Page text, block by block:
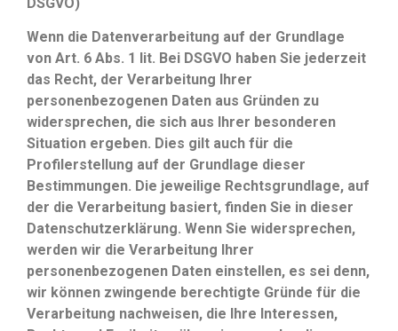
Wenn die Datenverarbeitung auf der Grundlage
von Art. 6 Abs. 1 lit. Bei DSGVO haben Sie jederzeit
das Recht, der Verarbeitung Ihrer
personenbezogenen Daten aus Gründen zu
widersprechen, die sich aus Ihrer besonderen
Situation ergeben. Dies gilt auch für die
Profilerstellung auf der Grundlage dieser
Bestimmungen. Die jeweilige Rechtsgrundlage, auf
der die Verarbeitung basiert, finden Sie in dieser
Datenschutzerklärung. Wenn Sie widersprechen,
werden wir die Verarbeitung Ihrer
personenbezogenen Daten einstellen, es sei denn,
wir können zwingende berechtigte Gründe für die
Verarbeitung nachweisen, die Ihre Interessen,